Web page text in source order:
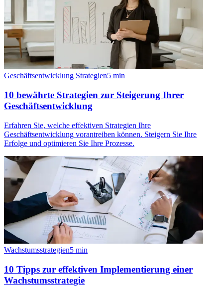
Geschäftsentwicklung Strategien5 min
10 bewährte Strategien zur Steigerung Ihrer
Geschäftsentwicklung
Erfahren Sie, welche effektiven Strategien Ihre
Geschäftsentwicklung vorantreiben können. Steigern Sie Ihre
Erfolge und optimieren Sie Ihre Prozesse.
Wachstumsstrategien5 min
10 Tipps zur effektiven Implementierung einer
Wachstumsstrategie